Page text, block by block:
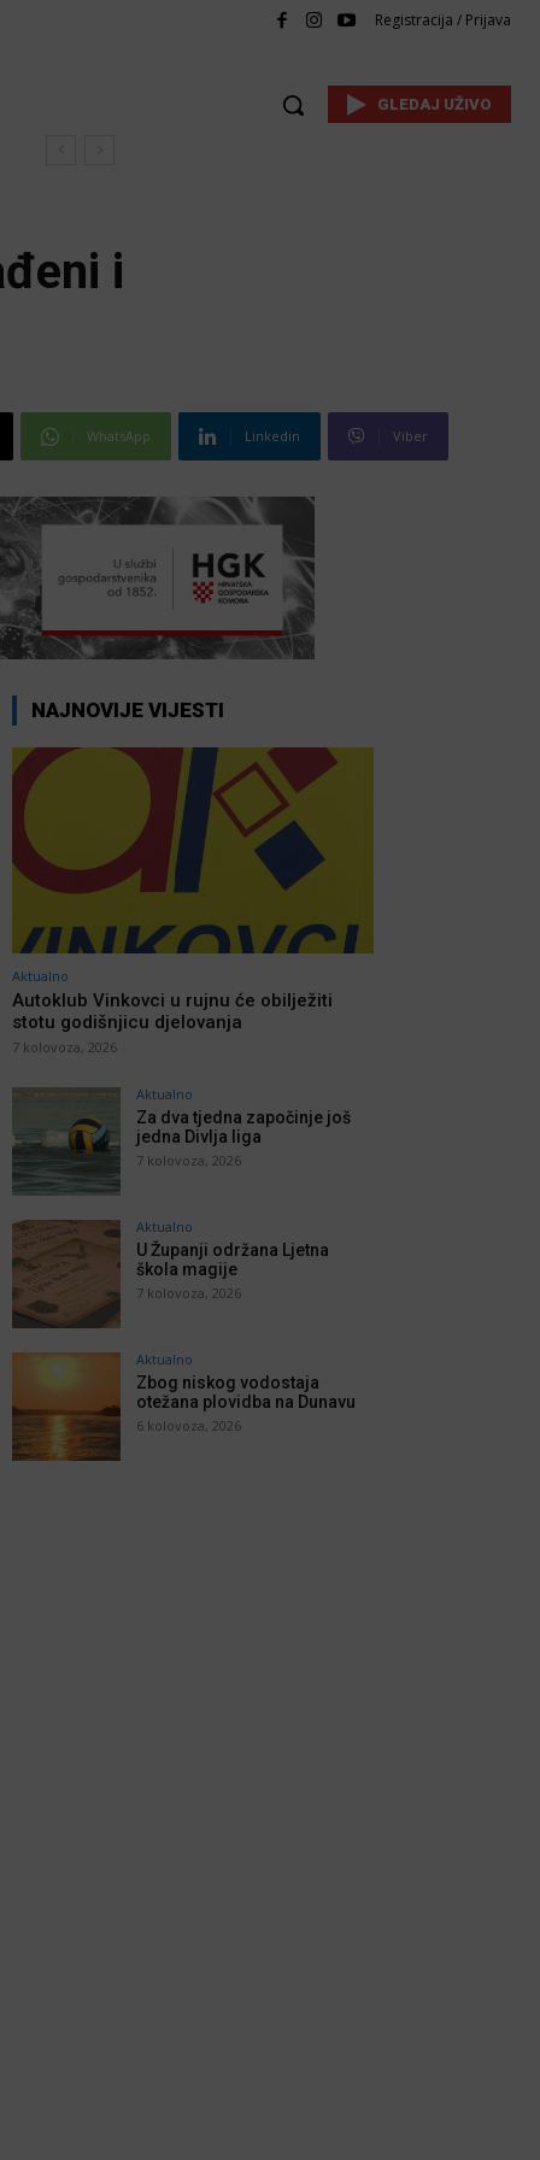
Registracija / Prijava
GLEDAJ UŽIVO
i
WhatsApp Linkedin Viber
NAJNOVIJE VIJESTI
Aktualno
Autoklub Vinkovci u rujnu će obilježiti
stotu godišnjicu djelovanja
7 kolovoza, 2026
Aktualno
Za dva tjedna započinje još
jedna Divlja liga
7 kolovoza, 2026
Aktualno
U Županji održana Ljetna
škola magije
7 kolovoza, 2026
Aktualno
Zbog niskog vodostaja
otežana plovidba na Dunavu
6 kolovoza, 2026